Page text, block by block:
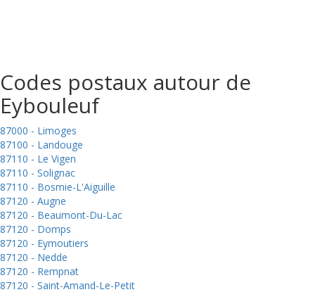
Codes postaux autour de
Eybouleuf
87000 - Limoges
87100 - Landouge
87110 - Le Vigen
87110 - Solignac
87110 - Bosmie-L'Aiguille
87120 - Augne
87120 - Beaumont-Du-Lac
87120 - Domps
87120 - Eymoutiers
87120 - Nedde
87120 - Rempnat
87120 - Saint-Amand-Le-Petit